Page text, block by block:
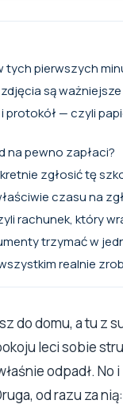
tych pierwszych
są
protokół — czyli
na pewno zapłaci?
zgłosić tę
czasu na
rachunek, który
trzymać w
realnie
do domu, a tu z
leci sobie
odpadł. No
od razu za